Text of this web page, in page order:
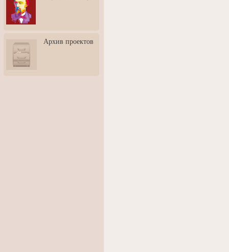
3: Обусловленности
человека и их влияние на
карьеру
скульптором Дмитрием
Тугариновым
АртБульвар в День города
Архив проектов